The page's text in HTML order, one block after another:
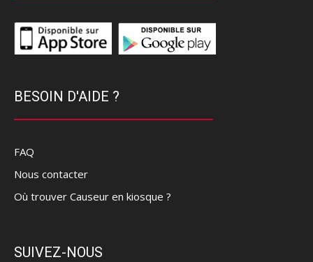
BESOIN D'AIDE ?
FAQ
Nous contacter
Où trouver Causeur en kiosque ?
SUIVEZ-NOUS